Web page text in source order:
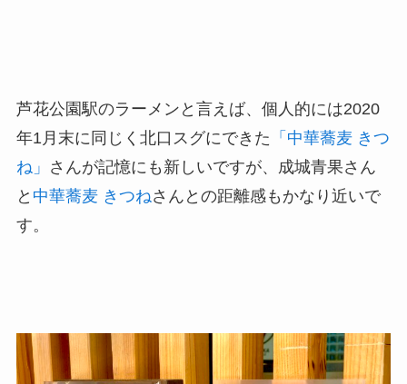
芦花公園駅のラーメンと言えば、個人的には2020
年1月末に同じく北口スグにできた 「中華蕎麦 きつ
ね」 さんが記憶にも新しいですが、成城青果さん
と 中華蕎麦 きつねさんとの距離感もかなり近いで
す。